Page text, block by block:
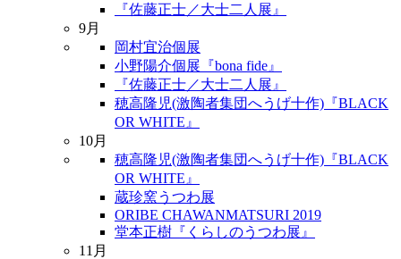
『佐藤正士／大士二人展』
9月
岡村宜治個展
小野陽介個展『bona fide』
『佐藤正士／大士二人展』
穂高隆児(激陶者集団へうげ十作)『BLACK
OR WHITE』
10月
穂高隆児(激陶者集団へうげ十作)『BLACK
OR WHITE』
蔵珍窯うつわ展
ORIBE CHAWANMATSURI 2019
堂本正樹『くらしのうつわ展』
11月